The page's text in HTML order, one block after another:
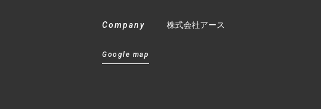
Company 株式会社アース
Google map